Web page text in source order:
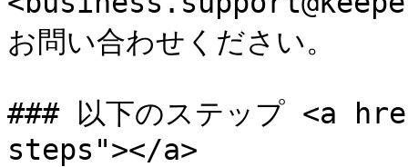
お問い合わせください。
### 以下のステップ <a
steps"></a>